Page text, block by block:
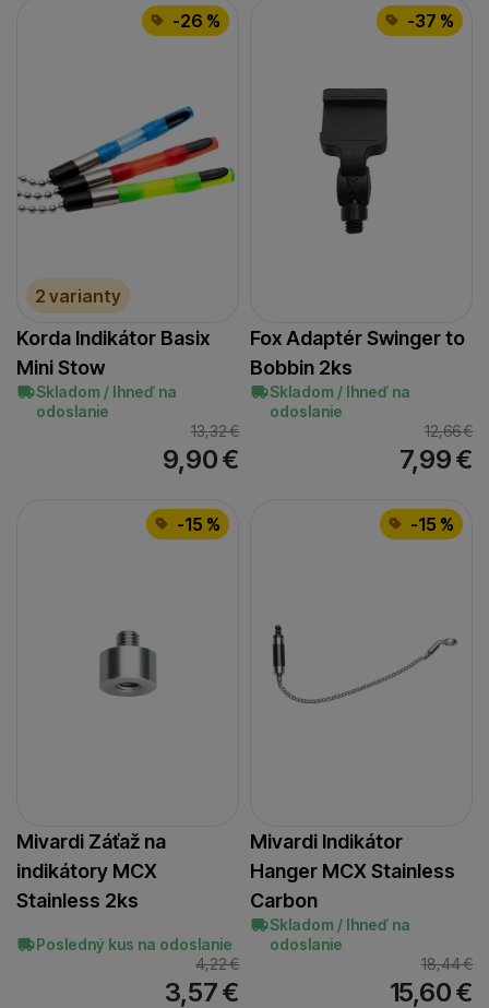
-26 %
2 varianty
Korda Indikátor Basix
Mini Stow
Skladom / Ihneď na
odoslanie
13,32€
9,90€
-37 %
Fox Adaptér Swinger to
Bobbin 2ks
Skladom / Ihneď na
odoslanie
12,66€
7,99€
-15 %
Mivardi Záťaž na
indikátory MCX
Stainless 2ks
Posledný kus na odoslanie
4,22€
3,57€
-15 %
Mivardi Indikátor
Hanger MCX Stainless
Carbon
Skladom / Ihneď na
odoslanie
18,44€
15,60€